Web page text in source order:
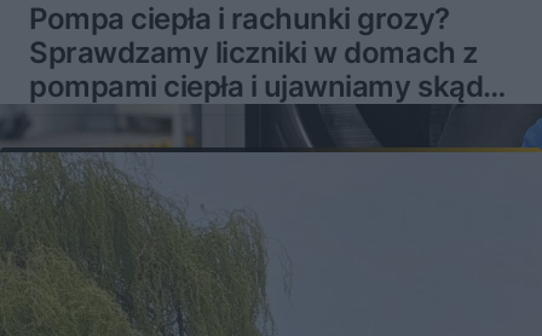
Pompa ciepła i rachunki grozy?
Sprawdzamy liczniki w domach z
pompami ciepła i ujawniamy skąd
mogą brać się problemy